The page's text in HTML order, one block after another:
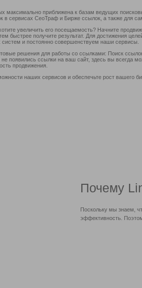
максимально приближена к базам ведущих
в сервисах СеоТраф и Бирже ссылок, а также для
увеличить его посещаемость? Начните
быстрее получите результат. Для достижения
и постоянно совершенствуем наши сервисы.
решения для работы со ссылками: Поиск
появились ссылки на ваш сайт, здесь вы всегда
продвижения.
наших сервисов и обеспечьте рост вашего
Почему
Поскольку мы знаем,
эффективность.